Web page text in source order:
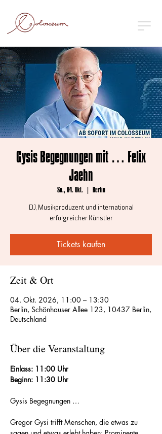
Gysis Begegnungen mit … Felix
Jaehn
So., 04. Okt.
  |
Berlin
DJ, Musikproduzent und international
erfolgreicher Künstler
Tickets kaufen
Zeit & Ort
04. Okt. 2026, 11:00 – 13:30
Berlin, Schönhauser Allee 123, 10437 Berlin,
Deutschland
Über die Veranstaltung
Einlass: 11:00 Uhr
Beginn: 11:30 Uhr
Gysis Begegnungen …
Gregor Gysi trifft Menschen, die etwas zu